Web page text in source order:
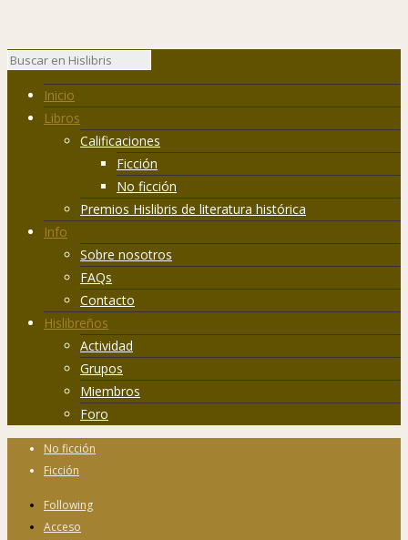
Inicio
Libros
Calificaciones
Ficción
No ficción
Premios Hislibris de literatura histórica
Info
Sobre nosotros
FAQs
Contacto
Hislibreños
Actividad
Grupos
Miembros
Foro
No ficción
Ficción
Following
Acceso